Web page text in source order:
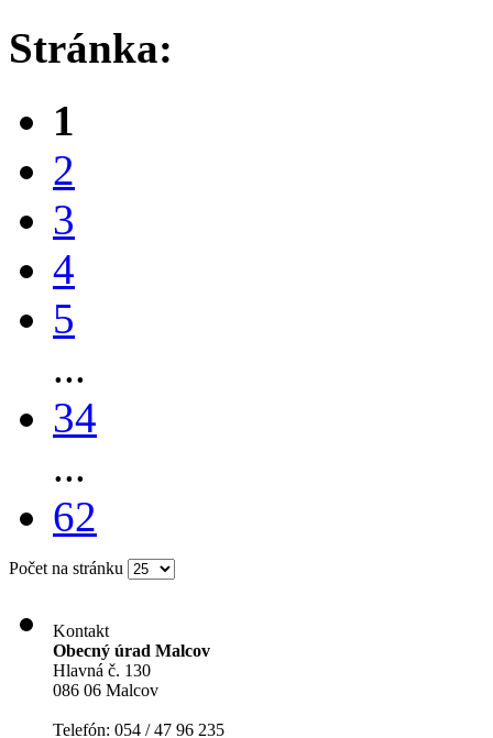
Stránka:
1
2
3
4
5
...
34
...
62
Počet na stránku
Kontakt
Obecný úrad Malcov
Hlavná č. 130
086 06 Malcov
Telefón: 054 / 47 96 235